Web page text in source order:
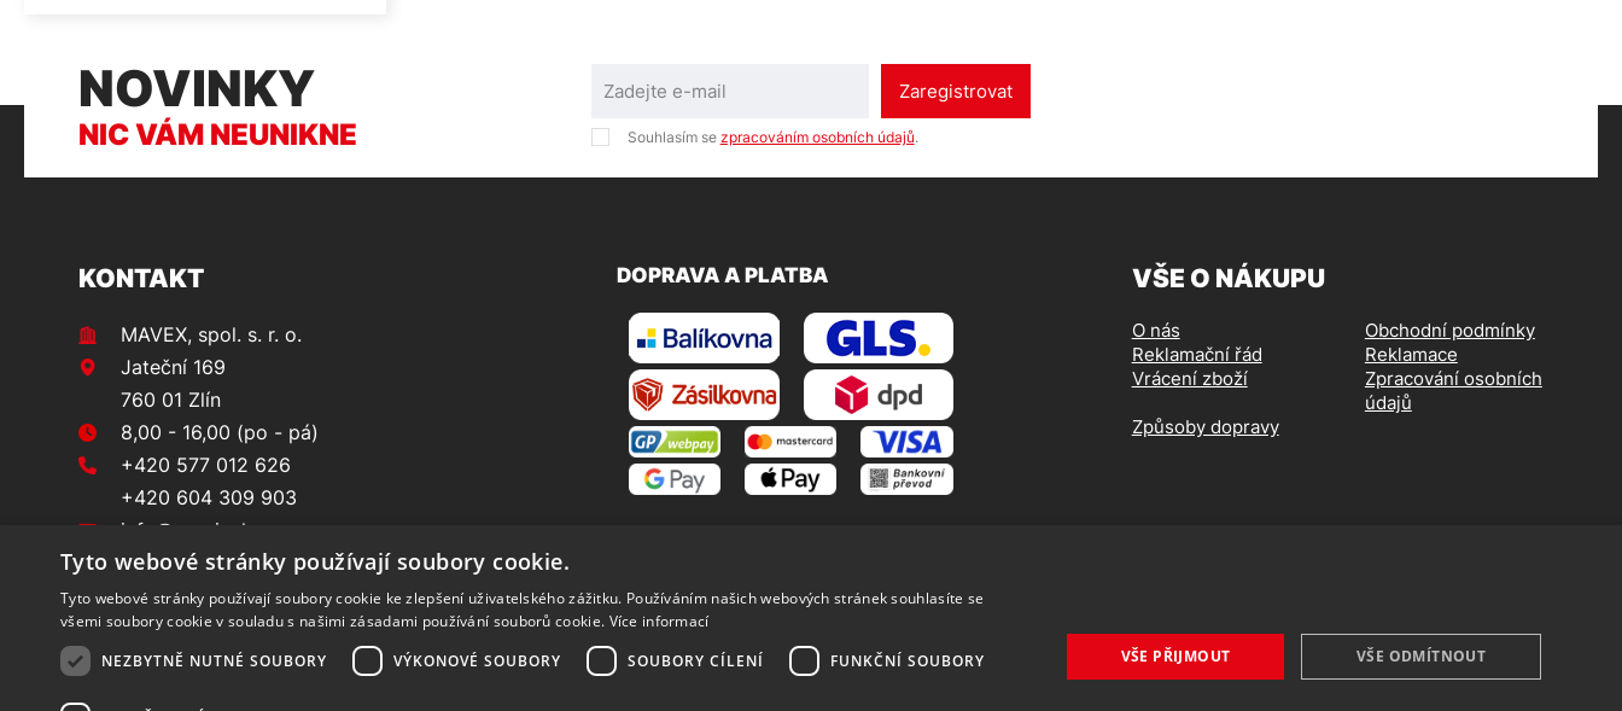
NOVINKY
NIC VÁM NEUNIKNE
Zaregistrovat
Souhlasím se zpracováním osobních údajů.
KONTAKT
MAVEX, spol. s. r. o.
Jateční 169
760 01 Zlín
8,00 - 16,00 (po - pá)
+420 577 012 626
+420 604 309 903
info@prvninakup.cz
DOPRAVA A PLATBA VŠE O NÁKUPU
O nás
Obchodní podmínky
Reklamační řád
Reklamace
Vrácení zboží
Zpracování osobních
údajů
Způsoby dopravy
Tyto webové stránky používají soubory cookie.
Tyto webové stránky používají soubory cookie ke zlepšení uživatelského zážitku. Používáním našich webových stránek souhlasíte se
všemi soubory cookie v souladu s našimi zásadami používání souborů cookie. Více informací
NEZBYTNĚ NUTNÉ SOUBORY
VÝKONOVÉ SOUBORY SOUBORY CÍLENÍ FUNKČNÍ SOUBORY VŠE PŘIJMOUT VŠE ODMÍTNOUT